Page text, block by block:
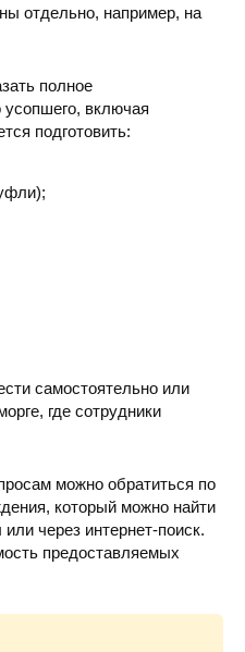
отдельно, например, на
полное
усопшего, включая
подготовить:
самостоятельно или
где сотрудники
можно обратиться по
который можно найти
через интернет-поиск.
предоставляемых